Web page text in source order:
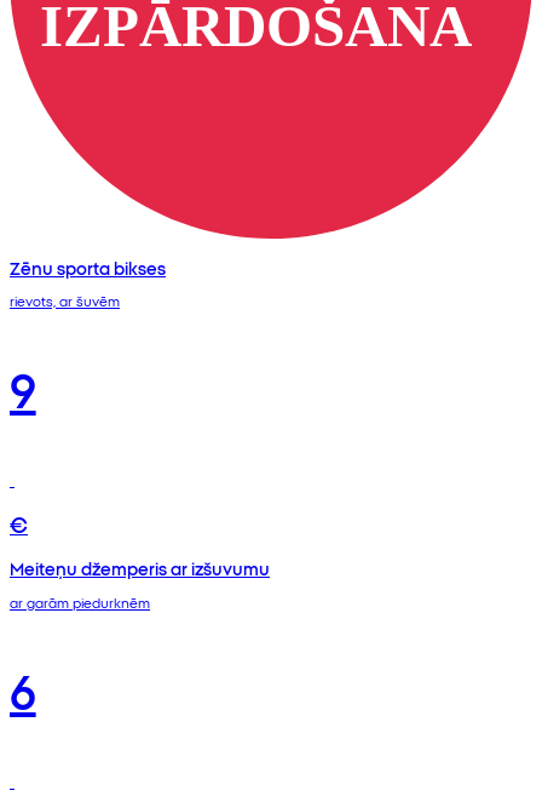
Zēnu sporta bikses
rievots, ar šuvēm
9
€
Meiteņu džemperis ar izšuvumu
ar garām piedurknēm
6